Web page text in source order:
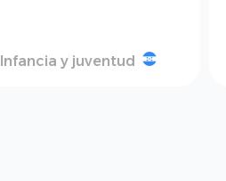
Infancia y juventud